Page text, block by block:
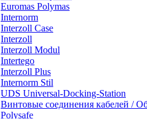
Euromas Polymas
Internorm
Interzoll Case
Interzoll
Interzoll Modul
Intertego
Interzoll Plus
Internorm Stil
UDS Universal-Docking-Station
Винтовые соединения кабелей /
Polysafe